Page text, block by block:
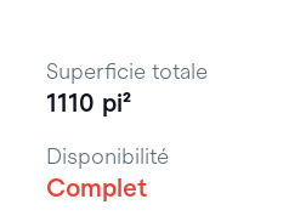
Superficie totale
1110 pi²
Disponibilité
Complet